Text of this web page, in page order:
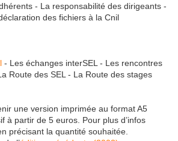
- La responsabilité des dirigeants -
des fichiers à la Cnil
- Les échanges interSEL - Les rencontres
Route des SEL - La Route des stages
une version imprimée au format A5
à partir de 5 euros. Pour plus d’infos
précisant la quantité souhaitée.